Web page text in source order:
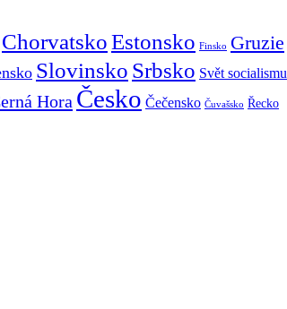
ChorvatskoEstonsko Finsko Gruzie
Slovinsko Srbsko Svět socialismu
Hora Česko Čečensko Čuvašsko Řecko